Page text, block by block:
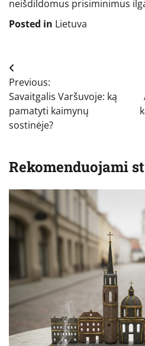
neišdildomus prisiminimus
Posted in Lietuva
Navigacija
tarp
įrašų
Previous:
Savaitgalis Varšuvoje: ką
pamatyti kaimynų
sostinėje?
Rekomenduojami